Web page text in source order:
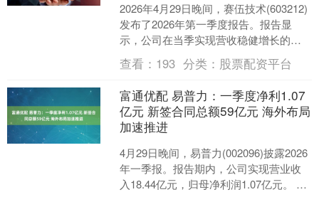
2026年4月29日晚间，赛伍技术(603212)
发布了2026年第一季度报告。报告显
示，公司在当季实现营收稳健增长的同
时，盈利能力显著回升。第一季度，公
司实现....
查看： 193 分类： 股票配资平台
富通优配 易普力：一季度净利1.07
亿元 新签合同总额59亿元 海外布局
加速推进
4月29日晚间，易普力(002096)披露2026
年一季报。报告期内，公司实现营业收
入18.44亿元，归母净利润1.07亿元。 据